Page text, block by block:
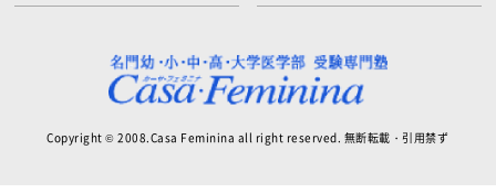
Copyright © 2008.Casa Feminina all right reserved. 無断転載・引用禁ず